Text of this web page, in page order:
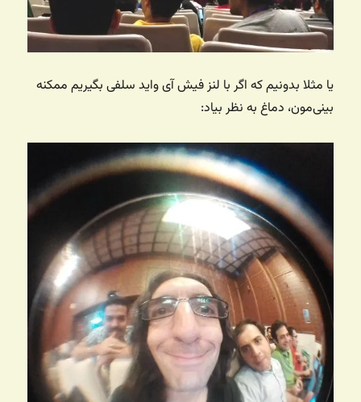
یا مثلا بدونیم که اگر با لنز فیش آی واید سلفی بگیریم ممکنه
بینی‌مون، دماغ به نظر بیاد: